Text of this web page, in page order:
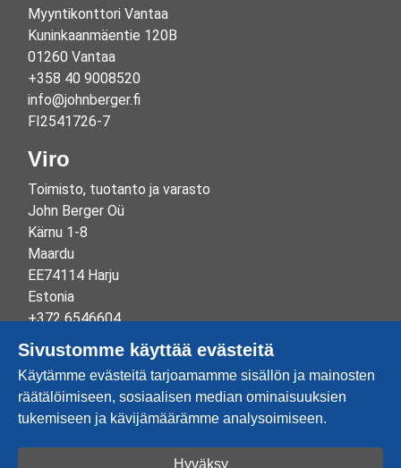
Myyntikonttori Vantaa
Kuninkaanmäentie 120B
01260 Vantaa
+358 40 9008520
info@johnberger.fi
FI2541726-7
Viro
Toimisto, tuotanto ja varasto
John Berger Oü
Kärnu 1-8
Maardu
EE74114 Harju
Estonia
+372 6546604
info@johnberger.ee
Reg.nr 10265834
EE100332513
Sivustomme käyttää evästeitä
Käytämme evästeitä tarjoamamme sisällön ja mainosten
räätälöimiseen, sosiaalisen median ominaisuuksien
tukemiseen ja kävijämäärämme analysoimiseen.
Hyväksy